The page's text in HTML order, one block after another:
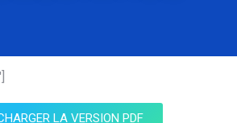
LA VERSION PDF